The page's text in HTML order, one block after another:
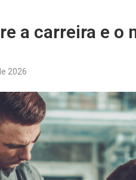
a carreira e o
2026